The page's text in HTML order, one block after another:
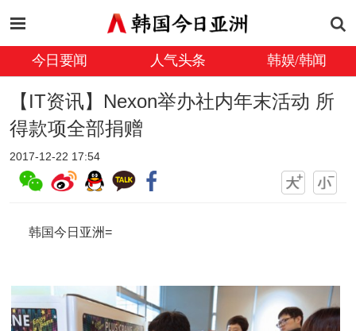
今日要闻 人气头条 韩娱/韩闻
【IT资讯】Nexon举办社内年末活动 所
得款项全部捐赠
2017-12-22 17:54
韩国今日亚洲=